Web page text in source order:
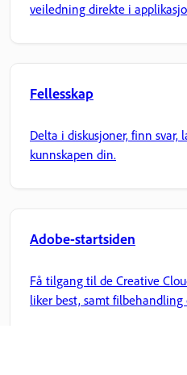
veiledning direkte i
Fellesskap
Delta i diskusjoner, finn
kunnskapen din.
Adobe-startsiden
Få tilgang til de Creative
liker best, samt filbehandling